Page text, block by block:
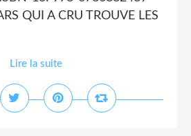
QUI A CRU TROUVE LES
Lire la suite